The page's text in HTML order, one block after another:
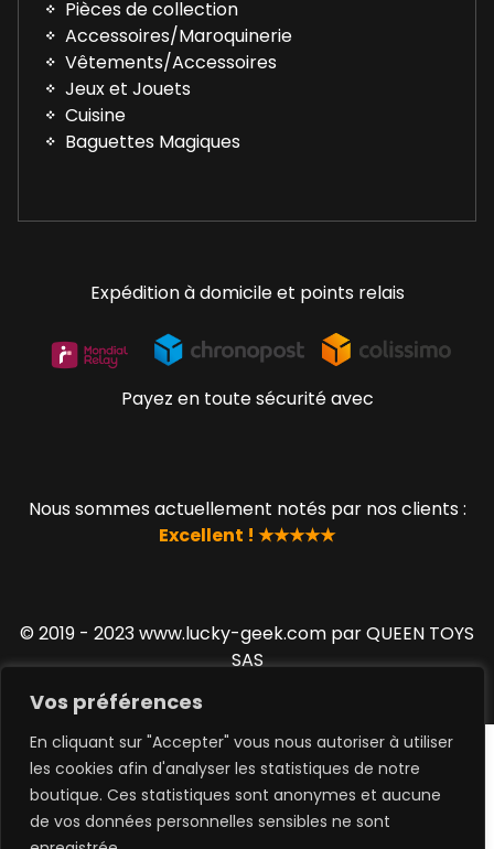
Vos préférences
En cliquant sur "Accepter" vous nous autoriser à utiliser
les cookies afin d'analyser les statistiques de notre
boutique. Ces statistiques sont anonymes et aucune
de vos données personnelles sensibles ne sont
Pièces de collection
Accessoires/Maroquinerie
Vêtements/Accessoires
Jeux et Jouets
Cuisine
Baguettes Magiques
Expédition à domicile et points relais
Payez en toute sécurité avec
Nous sommes actuellement notés par nos clients :
Excellent ! ★★★★★
© 2019 - 2023 www.lucky-geek.com par QUEEN TOYS
SAS
0